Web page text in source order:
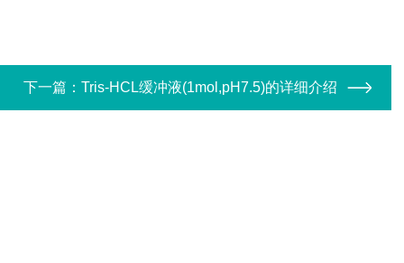
下一篇： Tris-HCL缓冲液(1mol,pH7.5)的详细介绍